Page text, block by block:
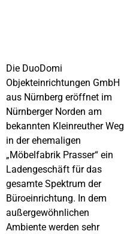
Die DuoDomi
Objekteinrichtungen GmbH
aus Nürnberg eröffnet im
Nürnberger Norden am
bekannten Kleinreuther Weg
in der ehemaligen
„Möbelfabrik Prasser“ ein
Ladengeschäft für das
gesamte Spektrum der
Büroeinrichtung. In dem
außergewöhnlichen
Ambiente werden sehr